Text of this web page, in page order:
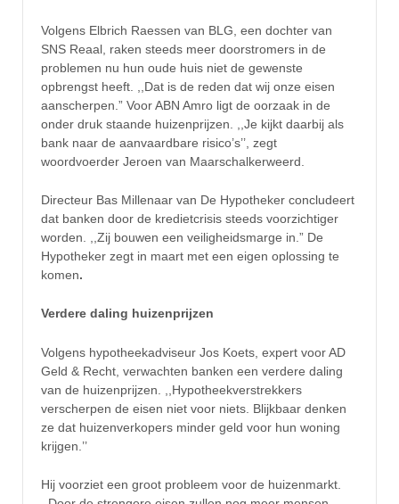
Volgens Elbrich Raessen van BLG, een dochter van
SNS Reaal, raken steeds meer doorstromers in de
problemen nu hun oude huis niet de gewenste
opbrengst heeft. ,,Dat is de reden dat wij onze eisen
aanscherpen.” Voor ABN Amro ligt de oorzaak in de
onder druk staande huizenprijzen. ,,Je kijkt daarbij als
bank naar de aanvaardbare risico’s’’, zegt
woordvoerder Jeroen van Maarschalkerweerd.
Directeur Bas Millenaar van De Hypotheker concludeert
dat banken door de kredietcrisis steeds voorzichtiger
worden. ,,Zij bouwen een veiligheidsmarge in.” De
Hypotheker zegt in maart met een eigen oplossing te
komen.
Verdere daling huizenprijzen
Volgens hypotheekadviseur Jos Koets, expert voor AD
Geld & Recht, verwachten banken een verdere daling
van de huizenprijzen. ,,Hypotheekverstrekkers
verscherpen de eisen niet voor niets. Blijkbaar denken
ze dat huizenverkopers minder geld voor hun woning
krijgen.’’
Hij voorziet een groot probleem voor de huizenmarkt.